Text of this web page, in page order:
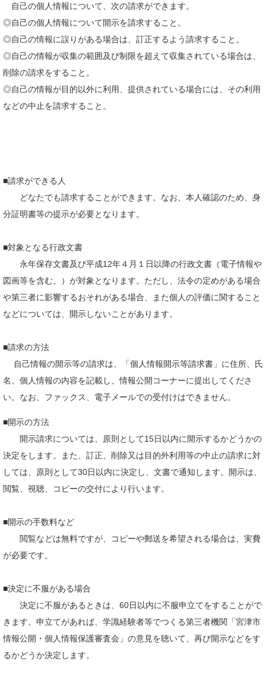
自己の個人情報について、次の請求ができます。
◎自己の個人情報について開示を請求すること。
◎自己の情報に誤りがある場合は、訂正するよう請求すること。
◎自己の情報が収集の範囲及び制限を超えて収集されている場合は、
削除の請求をすること。
◎自己の情報が目的以外に利用、提供されている場合には、その利用
などの中止を請求すること。
■請求ができる人
どなたでも請求することができます。なお、本人確認のため、身
分証明書等の提示が必要となります。
■対象となる行政文書
永年保存文書及び平成12年４月１日以降の行政文書（電子情報や
図画等を含む。）が対象となります。ただし、法令の定めがある場合
や第三者に影響するおそれがある場合、また個人の評価に関すること
などについては、開示しないことがあります。
■請求の方法
自己情報の開示等の請求は、「個人情報開示等請求書」に住所、氏
名、個人情報の内容を記載し、情報公開コーナーに提出してくださ
い。なお、ファックス、電子メールでの受付けはできません。
■開示の方法
開示請求については、原則として15日以内に開示するかどうかの
決定をします。また、訂正、削除又は目的外利用等の中止の請求に対
しては、原則として30日以内に決定し、文書で通知します。開示は、
閲覧、視聴、コピーの交付により行います。
■開示の手数料など
閲覧などは無料ですが、コピーや郵送を希望される場合は、実費
が必要です。
■決定に不服がある場合
決定に不服があるときは、60日以内に不服申立てをすることがで
きます。申立てがあれば、学識経験者等でつくる第三者機関「宮津市
情報公開・個人情報保護審査会」の意見を聴いて、再び開示などをす
るかどうか決定します。